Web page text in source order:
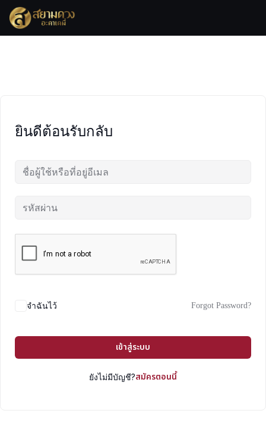
Skip
content
ยินดีต้อนรับกลับ
จำฉันไว้ Forgot Password?
เข้าสู่ระบบ
ยังไม่มีบัญชี?สมัครตอนนี้